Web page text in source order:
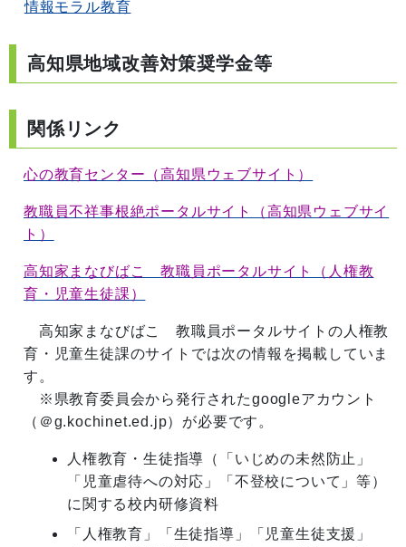
情報モラル教育
高知県地域改善対策奨学金等
関係リンク
心の教育センター（高知県ウェブサイト）
教職員不祥事根絶ポータルサイト（高知県ウェブサイ
ト）
高知家まなびばこ 教職員ポータルサイト（人権教
育・児童生徒課）
高知家まなびばこ 教職員ポータルサイトの人権教
育・児童生徒課のサイトでは次の情報を掲載していま
す。
※県教育委員会から発行されたgoogleアカウント
（＠g.kochinet.ed.jp）が必要です。
人権教育・生徒指導（「いじめの未然防止」
「児童虐待への対応」「不登校について」等）
に関する校内研修資料
「人権教育」「生徒指導」「児童生徒支援」